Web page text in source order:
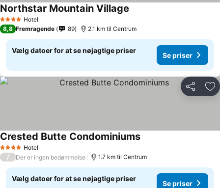
4 StjernerHotel
Northstar Mountain Village
8,8 Fremragende 89 2.1 km til Centrum
Vælg datoer for at se nøjagtige priser
Se priser
Del
4 StjernerHotel
Crested Butte Condominiums
/ Der er ingen bedømmelse 1.7 km til Centrum
Vælg datoer for at se nøjagtige priser
Se priser